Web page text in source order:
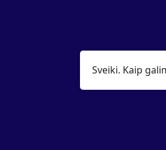
Sveiki. Kaip